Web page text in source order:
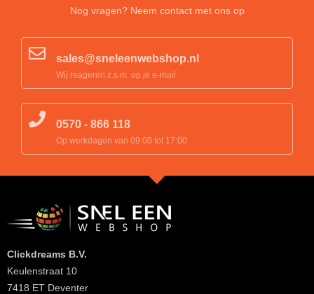
Nog vragen? Neem contact met ons op
sales@sneleenwebshop.nl
Wij reageren z.s.m. op je e-mail
0570 - 866 118
Op werkdagen van 09:00 tot 17:00
Clickdreams B.V.
Keulenstraat 10
7418 ET Deventer